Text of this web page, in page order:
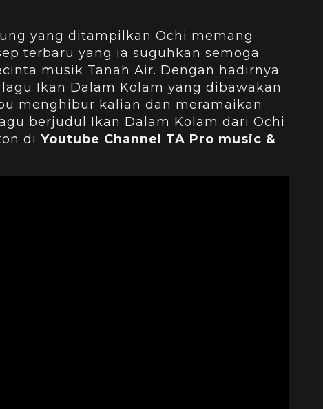
yang ditampilkan Ochi memang
terbaru yang ia suguhkan semoga
musik Tanah Air. Dengan hadirnya
Ikan Dalam Kolam yang dibawakan
menghibur kalian dan meramaikan
berjudul Ikan Dalam Kolam dari Ochi
di Youtube Channel TA Pro music &